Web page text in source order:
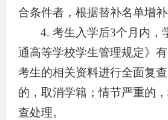
合条件者，根据替补名单增补
4.考生入学后3个月内，
通高等学校学生管理规定》
考生的相关资料进行全面复
的，取消学籍；情节严重的
查处理。